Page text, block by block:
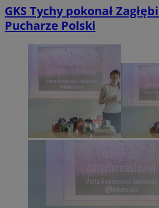
GKS Tychy pokonał
Pucharze Polski